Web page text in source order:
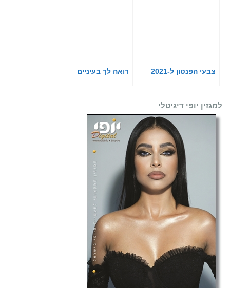
צבעי הפנטון ל-2021 רואה לך בעיניים
למגזין יופי דיגיטלי